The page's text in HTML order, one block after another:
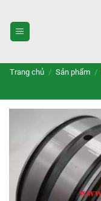
qua
nội
Trang chủ / Sản phẩm /